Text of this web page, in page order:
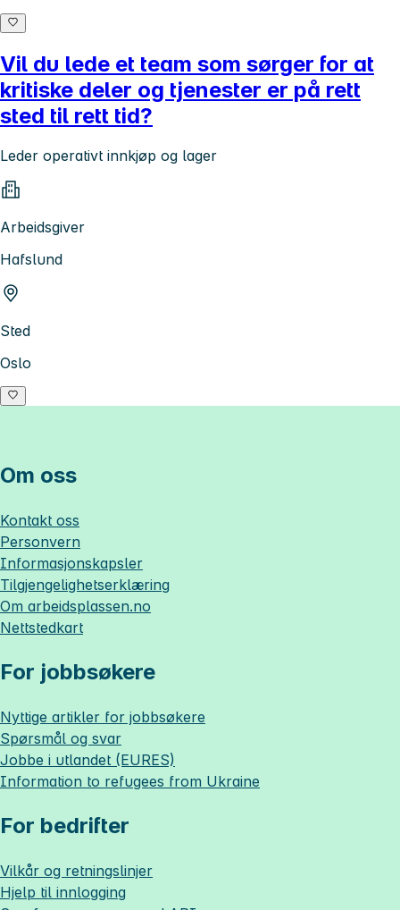
Vil du lede et team som sørger for at
kritiske deler og tjenester er på rett
sted til rett tid?
Leder operativt innkjøp og lager
Arbeidsgiver
Hafslund
Sted
Oslo
Om oss
Kontakt oss
Personvern
Informasjonskapsler
Tilgjengelighetserklæring
Om arbeidsplassen.no
Nettstedkart
For jobbsøkere
Nyttige artikler for jobbsøkere
Spørsmål og svar
Jobbe i utlandet (EURES)
Information to refugees from Ukraine
For bedrifter
Vilkår og retningslinjer
Hjelp til innlogging